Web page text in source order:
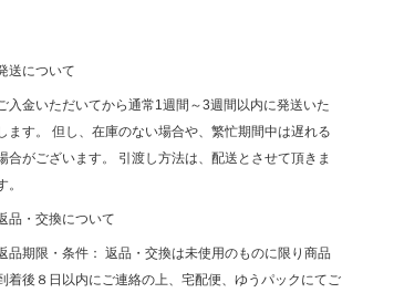
送について
入金いただいてから通常1週間～3週間以内に発送いた
ます。 但し、在庫のない場合や、繁忙期間中は遅れる
合がございます。 引渡し方法は、配送とさせて頂きま
。
品・交換について
品期限・条件： 返品・交換は未使用のものに限り商品
着後８日以内にご連絡の上、宅配便、ゆうパックにてご